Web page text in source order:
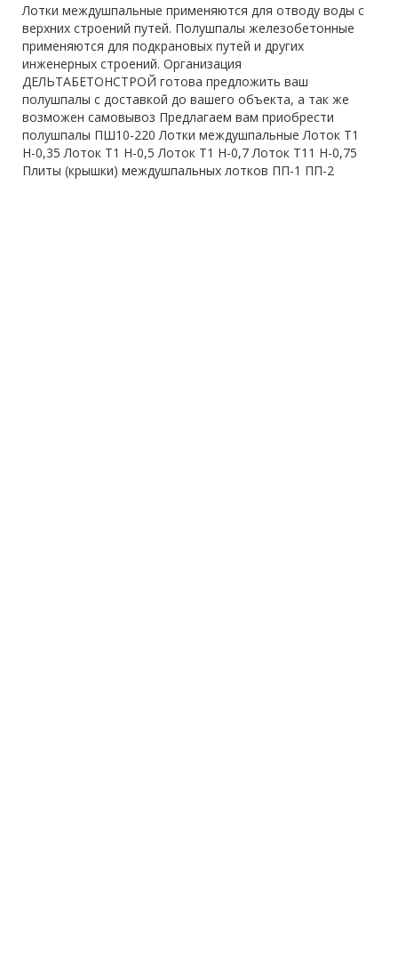
Лотки междушпальные применяются для отводу воды с
верхних строений путей. Полушпалы железобетонные
применяются для подкрановых путей и других
инженерных строений. Организация
ДЕЛЬТАБЕТОНСТРОЙ готова предложить ваш
полушпалы с доставкой до вашего объекта, а так же
возможен самовывоз Предлагаем вам приобрести
полушпалы ПШ10-220 Лотки междушпальные Лоток Т1
Н-0,35 Лоток Т1 Н-0,5 Лоток Т1 Н-0,7 Лоток Т11 Н-0,75
Плиты (крышки) междушпальных лотков ПП-1 ПП-2